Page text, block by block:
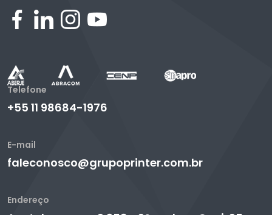
Telefone
+55 11 98684-1976
E-mail
faleconosco@grupoprinter.com.br
Endereço